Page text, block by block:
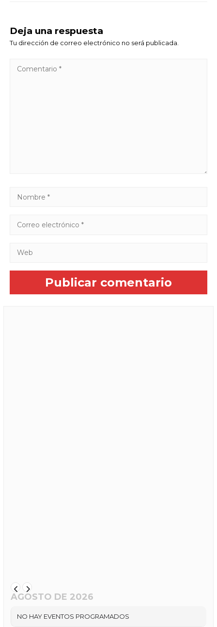
Deja una respuesta
Tu dirección de correo electrónico no será publicada.
AGOSTO DE 2026
NO HAY EVENTOS PROGRAMADOS